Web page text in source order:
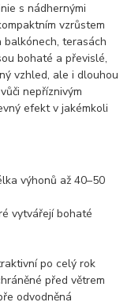
s nádhernými
vzrůstem
terasách
bohaté a převislé,
vzhled, ale i dlouhou
nepříznivým
efekt v jakémkoli
výhonů až 40–50
vytvářejí bohaté
po celý rok
před větrem
odvodněná